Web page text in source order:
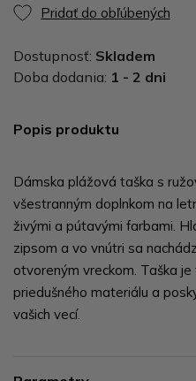
Pridať do obľúbených
Dostupnosť: Skladem
Doba dodania: 1 - 2 dni
Popis produktu
Dámska plážová taška s
všestranným doplnkom na
živými a pútavými farbami.
zipsom a vo vnútri sa
otvoreným vreckom. Taška
priedušného materiálu a
vašich vecí.